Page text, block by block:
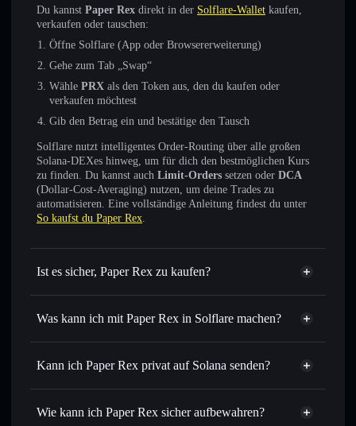
Du kannst Paper Rex direkt in der Solflare-Wallet kaufen,
verkaufen oder tauschen:
Öffne Solflare (App oder Browsererweiterung)
Gehe zum Tab „Swap“
Wähle PRX als den Token aus, den du kaufen oder
verkaufen möchtest
Gib den Betrag ein und bestätige den Tausch
Solflare nutzt intelligentes Order-Routing über alle großen
Solana-DEXes hinweg, um für dich den bestmöglichen Kurs
zu finden. Du kannst auch Limit-Orders setzen oder DCA
(Dollar-Cost-Averaging) nutzen, um deine Trades zu
automatisieren. Eine vollständige Anleitung findest du unter
So kaufst du Paper Rex.
Ist es sicher, Paper Rex zu kaufen?
Paper Rex nicht verifiziert
Was kann ich mit Paper Rex in Solflare machen?
Paper Rex
Solflare-Wallet
Sofort tauschen– handle PRX gegen SOL, USDC oder
Routing zum bestmöglichen Kurs
Limit-Orders setzen– automatisiere Trades zu deinem
Kann ich Paper Rex privat auf Solana senden?
Privacy
Wie kann ich Paper Rex sicher aufbewahren?